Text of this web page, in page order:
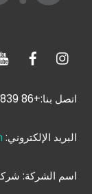
اتصل بنا:+86 13678980839
البريد الإلكتروني:
اسم الشركة: شركة